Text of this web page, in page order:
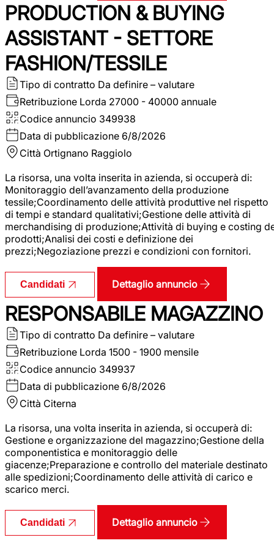
PRODUCTION & BUYING
ASSISTANT - SETTORE
FASHION/TESSILE
Tipo di contratto Da definire – valutare
Retribuzione Lorda 27000 - 40000 annuale
Codice annuncio 349938
Data di pubblicazione 6/8/2026
Città Ortignano Raggiolo
La risorsa, una volta inserita in azienda, si occuperà di:
Monitoraggio dell’avanzamento della produzione
tessile;Coordinamento delle attività produttive nel rispetto
di tempi e standard qualitativi;Gestione delle attività di
merchandising di produzione;Attività di buying e costing
prodotti;Analisi dei costi e definizione dei
prezzi;Negoziazione prezzi e condizioni con fornitori.
Candidati Dettaglio annuncio
RESPONSABILE MAGAZZINO
Tipo di contratto Da definire – valutare
Retribuzione Lorda 1500 - 1900 mensile
Codice annuncio 349937
Data di pubblicazione 6/8/2026
Città Citerna
La risorsa, una volta inserita in azienda, si occuperà di:
Gestione e organizzazione del magazzino;Gestione della
componentistica e monitoraggio delle
giacenze;Preparazione e controllo del materiale destinato
alle spedizioni;Coordinamento delle attività di carico e
scarico merci.
Candidati Dettaglio annuncio